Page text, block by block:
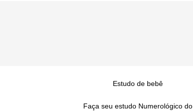
Estudo de bebê
Faça seu estudo Numerológico do